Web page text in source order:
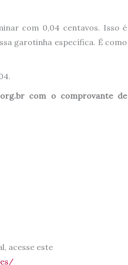
com 0,04 centavos. Isso é
garotinha específica. É como
com o comprovante de
acesse este